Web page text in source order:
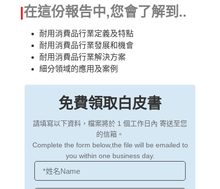
|在這份報告中,您會了解到..
耐用消費品行業定義及特點
耐用消費品行業發展和機會
耐用消費品行業解決方案
細分領域的應用及案例
免費領取白皮書
請填寫以下資料，檔案將於 1 個工作日內 寄送至您
的信箱。
Complete the form below,the file will be emailed to
you within one business day.